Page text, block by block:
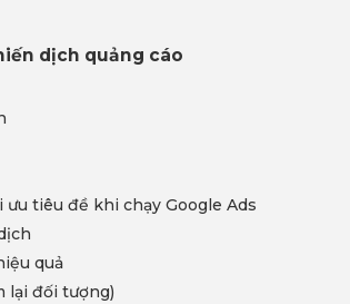
dịch quảng cáo
tiêu đề khi chạy Google Ads
quả
lại đối tượng)